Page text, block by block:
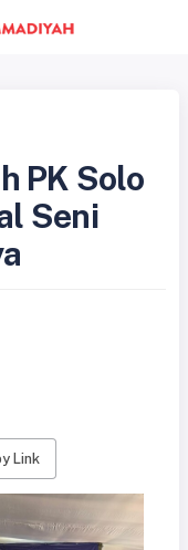
PK Solo
Seni
Link